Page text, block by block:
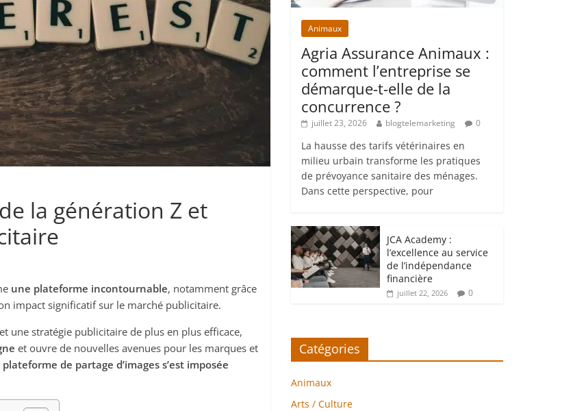
la génération Z et
une plateforme incontournable, notamment grâce
impact significatif sur le marché publicitaire.
une stratégie publicitaire de plus en plus efficace,
et ouvre de nouvelles avenues pour les marques et
de partage d’images s’est imposée
Animaux
Agria Assurance Animaux :
comment l’entreprise se
démarque-t-elle de la
concurrence ?
juillet 23, 2026 blogtelemarketing 0
La hausse des tarifs vétérinaires en
milieu urbain transforme les pratiques
de prévoyance sanitaire des ménages.
Dans cette perspective, pour
JCA Academy :
l’excellence au service
de l’indépendance
financière
juillet 22, 2026 0
Catégories
Animaux
Arts / Culture